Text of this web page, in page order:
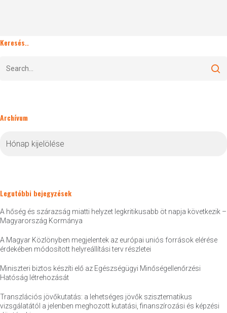
Keresés..
Archívum
Legutóbbi bejegyzések
A hőség és szárazság miatti helyzet legkritikusabb öt napja következik –
Magyarország Kormánya
A Magyar Közlönyben megjelentek az európai uniós források elérése
érdekében módosított helyreállítási terv részletei
Miniszteri biztos készíti elő az Egészségügyi Minőségellenőrzési
Hatóság létrehozását
Transzlációs jövőkutatás: a lehetséges jövők szisztematikus
vizsgálatától a jelenben meghozott kutatási, finanszírozási és képzési